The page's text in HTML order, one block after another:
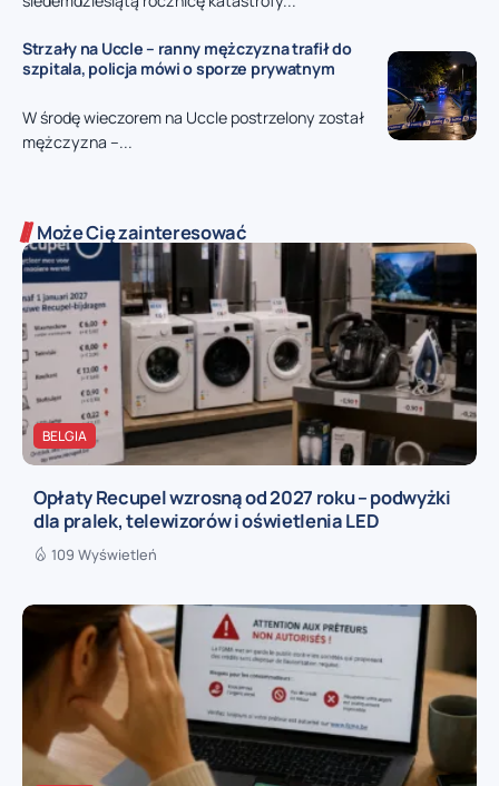
Strzały na Uccle – ranny mężczyzna trafił do
szpitala, policja mówi o sporze prywatnym
W środę wieczorem na Uccle postrzelony został
mężczyzna –...
Może Cię zainteresować
BELGIA
Opłaty Recupel wzrosną od 2027 roku – podwyżki
dla pralek, telewizorów i oświetlenia LED
109 Wyświetleń